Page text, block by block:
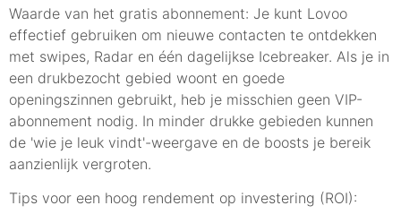
Waarde van het gratis abonnement: Je kunt Lovoo
effectief gebruiken om nieuwe contacten te ontdekken
met swipes, Radar en één dagelijkse Icebreaker. Als je in
een drukbezocht gebied woont en goede
openingszinnen gebruikt, heb je misschien geen VIP-
abonnement nodig. In minder drukke gebieden kunnen
de 'wie je leuk vindt'-weergave en de boosts je bereik
aanzienlijk vergroten.
Tips voor een hoog rendement op investering (ROI):